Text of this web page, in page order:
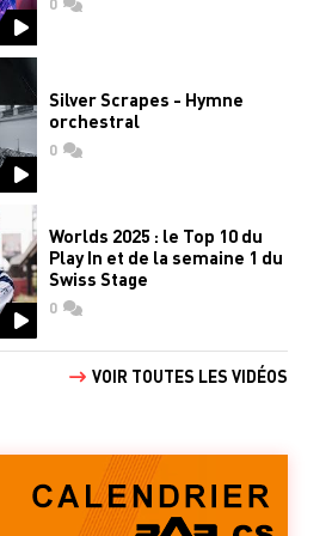
Silver Scrapes - Hymne
orchestral
0commentaires
Worlds 2025 : le Top 10 du
Play In et de la semaine 1 du
Swiss Stage
0commentaires
VOIR TOUTES LES VIDÉOS